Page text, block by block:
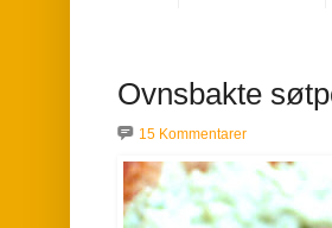
Ovnsbakte
15 Kommentarer